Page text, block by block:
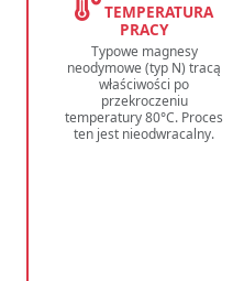
TEMPERATURA
PRACY
Typowe magnesy
neodymowe (typ N) tracą
właściwości po
przekroczeniu
temperatury 80°C. Proces
ten jest nieodwracalny.